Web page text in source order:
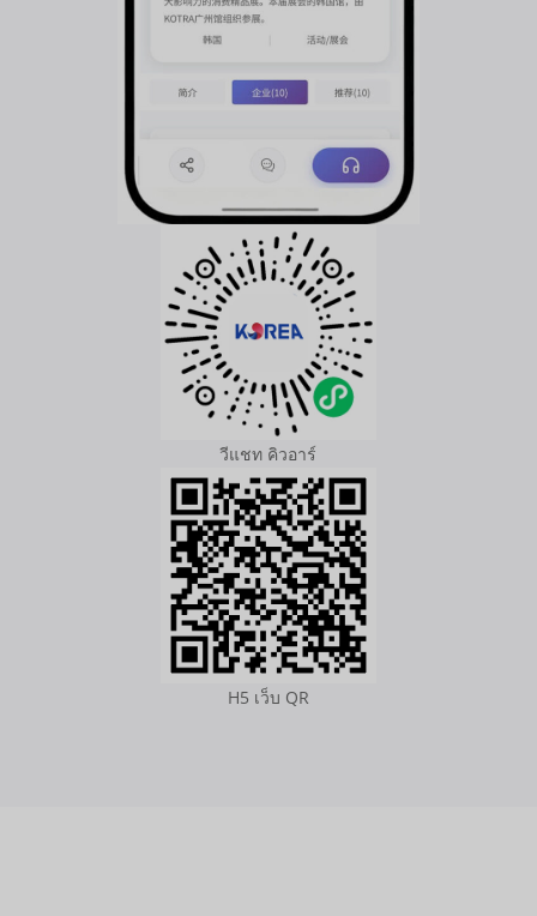
วีแชท คิวอาร์
H5 เว็บ QR